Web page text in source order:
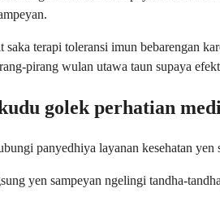
saka terapi toleransi imun bebarengan
pirang wulan utawa taun supaya
golek perhatian
panyedhiya layanan kesehatan
yen sampeyan ngelingi tandha-